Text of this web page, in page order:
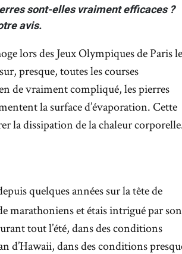
sont-elles vraiment efficaces ?
avis.
lors des Jeux Olympiques de Paris le
presque, toutes les courses
de vraiment compliqué, les pierres
la surface d’évaporation. Cette
la dissipation de la chaleur
quelques années sur la tête de
marathoniens et étais intrigué par son
tout l’été, dans des conditions
d’Hawaii, dans des conditions